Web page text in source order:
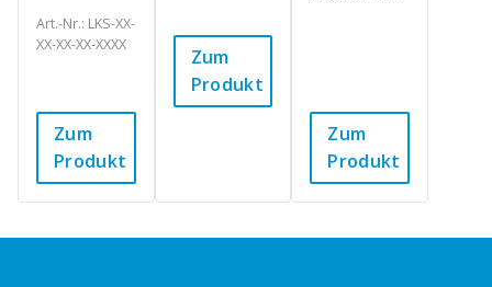
Art.-Nr.: LKS-XX-
XX-XX-XX-XXXX
Zum
Produkt
Zum
Produkt
Zum
Produkt